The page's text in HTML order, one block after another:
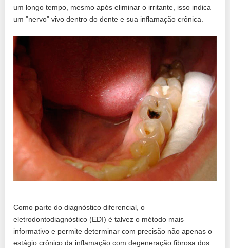
um longo tempo, mesmo após eliminar o irritante, isso indica
um "nervo" vivo dentro do dente e sua inflamação crônica.
Como parte do diagnóstico diferencial, o
eletrodontodiagnóstico (EDI) é talvez o método mais
informativo e permite determinar com precisão não apenas o
estágio crônico da inflamação com degeneração fibrosa dos